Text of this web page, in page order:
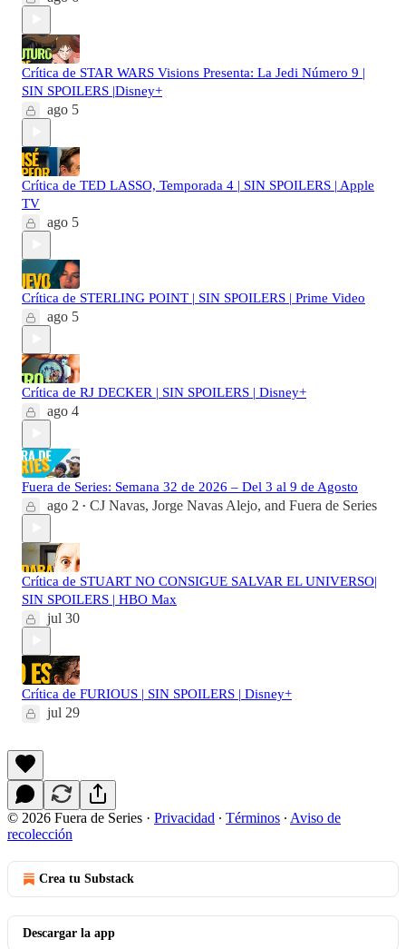
Crítica de STAR WARS Visions Presenta: La Jedi Número 9 |
SIN SPOILERS |Disney+
ago 5
Crítica de TED LASSO, Temporada 4 | SIN SPOILERS | Apple
TV
ago 5
Crítica de STERLING POINT | SIN SPOILERS | Prime Video
ago 5
Crítica de RJ DECKER | SIN SPOILERS | Disney+
ago 4
Fuera de Series: Semana 32 de 2026 – Del 3 al 9 de Agosto
ago 2 • CJ Navas, Jorge Navas Alejo, and Fuera de Series
Crítica de STUART NO CONSIGUE SALVAR EL UNIVERSO|
SIN SPOILERS | HBO Max
jul 30
Crítica de FURIOUS | SIN SPOILERS | Disney+
jul 29
© 2026 Fuera de Series · Privacidad ∙ Términos ∙ Aviso de
recolección
Crea tu Substack
Descargar la app